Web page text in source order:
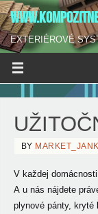
EXTERIÉROVÉ
BY
V každej
A u nás nájdete
plynové pánty, kryté